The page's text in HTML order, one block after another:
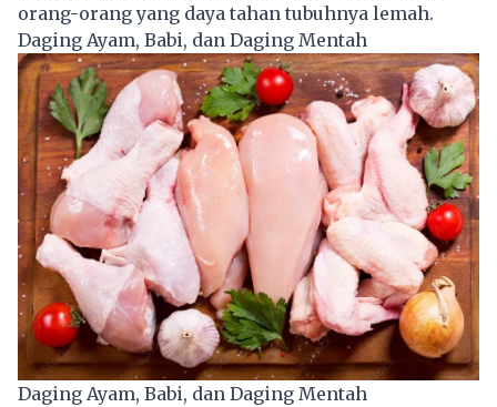
orang-orang yang daya tahan tubuhnya lemah.
Daging Ayam, Babi, dan Daging Mentah
Daging Ayam, Babi, dan Daging Mentah